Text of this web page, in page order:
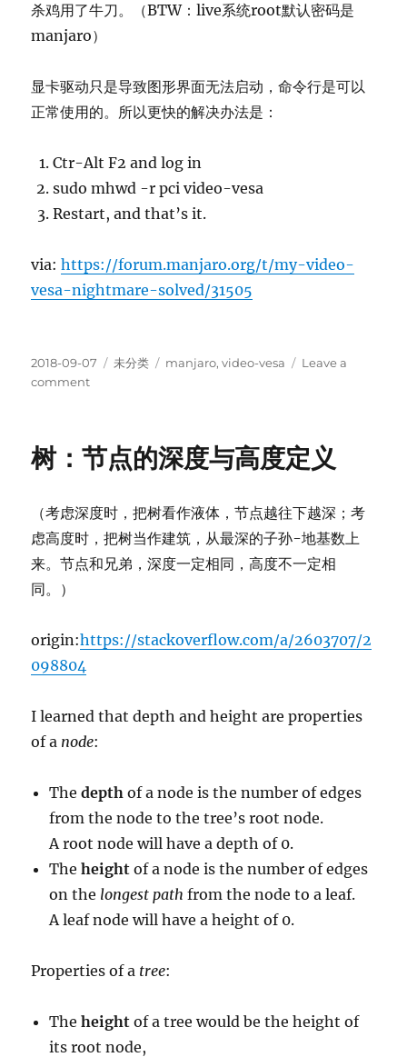
杀鸡用了牛刀。（BTW：live系统root默认密码是
manjaro）
显卡驱动只是导致图形界面无法启动，命令行是可以
正常使用的。所以更快的解决办法是：
Ctr-Alt F2 and log in
sudo mhwd -r pci video-vesa
Restart, and that’s it.
via:https://forum.manjaro.org/t/my-video-
vesa-nightmare-solved/31505
Posted
on
2018-09-07 Categories
未分类 Tags
manjaro,video-vesa
Leave a
commenton
vesa
树：节点的深度与高度定义
（考虑深度时，把树看作液体，节点越往下越深；考
虑高度时，把树当作建筑，从最深的子孙-地基数上
来。节点和兄弟，深度一定相同，高度不一定相
同。）
origin:https://stackoverflow.com/a/2603707/2
098804
I learned that depth and height are properties
of a node:
Thedepth of a node is the number of edges
from the node to the tree’s root node.
A root node will have a depth of 0.
Theheight of a node is the number of edges
on the longest path from the node to a leaf.
A leaf node will have a height of 0.
Properties of a tree:
Theheight of a tree would be the height of
its root node,